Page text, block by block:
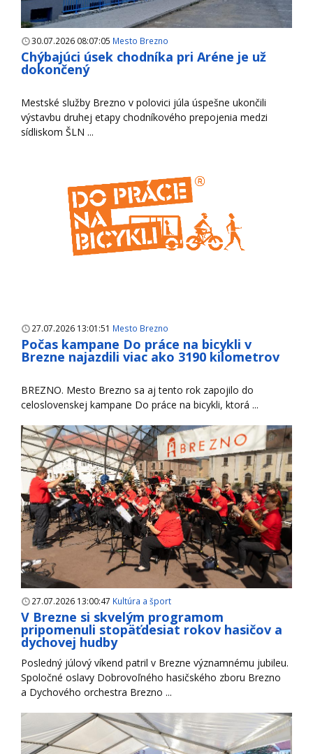
30.07.2026 08:07:05 Mesto Brezno
Chýbajúci úsek chodníka pri Aréne je už
dokončený
Mestské služby Brezno v polovici júla úspešne ukončili
výstavbu druhej etapy chodníkového prepojenia medzi
sídliskom ŠLN ...
27.07.2026 13:01:51 Mesto Brezno
Počas kampane Do práce na bicykli v
Brezne najazdili viac ako 3190 kilometrov
BREZNO. Mesto Brezno sa aj tento rok zapojilo do
celoslovenskej kampane Do práce na bicykli, ktorá ...
27.07.2026 13:00:47 Kultúra a šport
V Brezne si skvelým programom
pripomenuli stopäťdesiat rokov hasičov a
dychovej hudby
Posledný júlový víkend patril v Brezne významnému jubileu.
Spoločné oslavy Dobrovoľného hasičského zboru Brezno
a Dychového orchestra Brezno ...